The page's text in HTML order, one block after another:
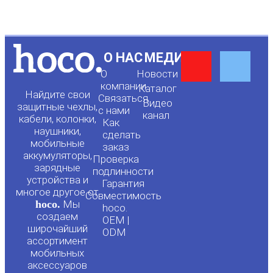
Найдите свои
защитные чехлы,
кабели, колонки,
наушники,
мобильные
аккумуляторы,
зарядные
устройства и
многое другое от
hoco. Мы
создаем
широчайший
ассортимент
мобильных
аксессуаров
О НАС
О
компании
Связаться
с нами
Как
сделать
заказ
Проверка
подлинности
Гарантия
Совместимость
hoco.
OEM |
ODM
МЕДИА
Новости
Каталог
Видео
канал